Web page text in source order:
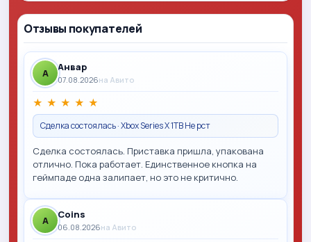
Отзывы покупателей
A Анвар
07.08.2026на Авито
★ ★ ★ ★ ★
Сделка состоялась · Xbox Series X 1TB Не рст
Сделка состоялась. Приставка пришла, упакована
отлично. Пока работает. Единственное кнопка на
геймпаде одна залипает, но это не критично.
A Coins
06.08.2026на Авито